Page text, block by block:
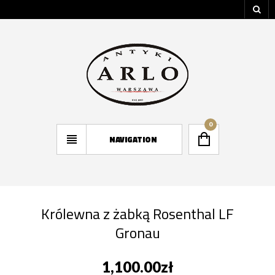
NAVIGATION
0
Królewna z żabką Rosenthal LF
Gronau
1,100.00zł